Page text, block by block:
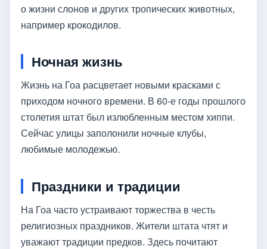
о жизни слонов и других тропических животных,
например крокодилов.
Ночная жизнь
Жизнь на Гоа расцветает новыми красками с
приходом ночного времени. В 60-е годы прошлого
столетия штат был излюбленным местом хиппи.
Сейчас улицы заполонили ночные клубы,
любимые молодежью.
Праздники и традиции
На Гоа часто устраивают торжества в честь
религиозных праздников. Жители штата чтят и
уважают традиции предков. Здесь почитают